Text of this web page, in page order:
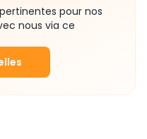
pour nos
nous via ce